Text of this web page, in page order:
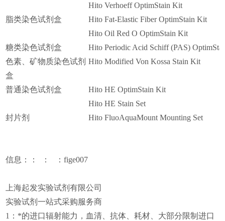
Hito Verhoeff OptimStain Kit
脂类染色试剂盒
Hito Fat-Elastic Fiber OptimStain Kit
Hito Oil Red O OptimStain Kit
糖类染色试剂盒
Hito Periodic Acid Schiff (PAS)
色素、矿物质染色试剂
盒
Hito Modified Von Kossa Stain Kit
普通染色试剂盒
Hito HE OptimStain Kit
Hito HE Stain Set
封片剂
Hito FluoAquaMount Mounting Set
信息：： ： ：fige007
上海起发实验试剂有限公司
实验试剂一站式采购服务商
1 ：*的进口辐射能力，血清、抗体、耗材、大部分限制进口